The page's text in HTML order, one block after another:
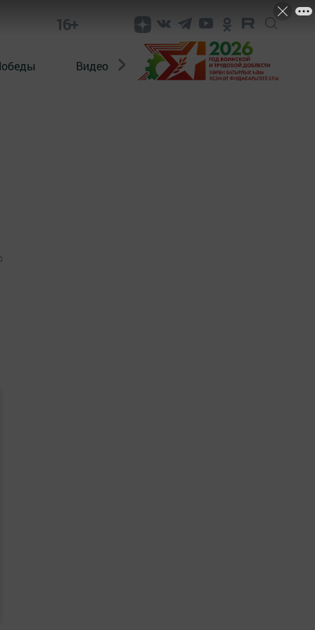
16+
Видео Конкурсы ЭтноДети